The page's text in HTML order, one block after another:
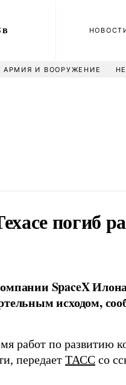
в
АРМИЯ И ВООРУЖЕНИЕ
погиб
SpaceX
исходом,
работ по развитию
передает ТАСС со